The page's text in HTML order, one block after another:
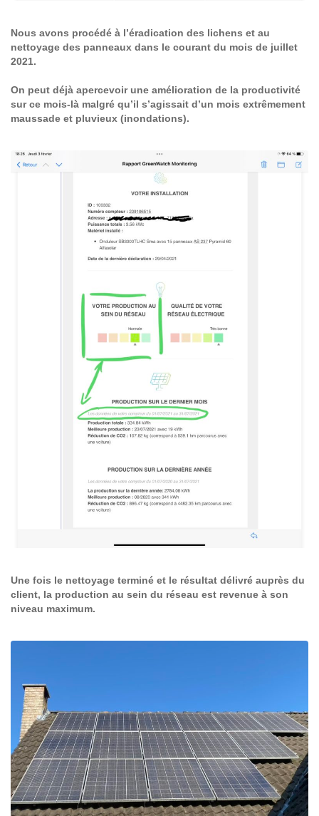
Nous avons procédé à l’éradication des lichens et au
nettoyage des panneaux dans le courant du mois de juillet
2021.
On peut déjà apercevoir une amélioration de la productivité
sur ce mois-là malgré qu’il s’agissait d’un mois extrêmement
maussade et pluvieux (inondations).
Une fois le nettoyage terminé et le résultat délivré auprès du
client, la production au sein du réseau est revenue à son
niveau maximum.